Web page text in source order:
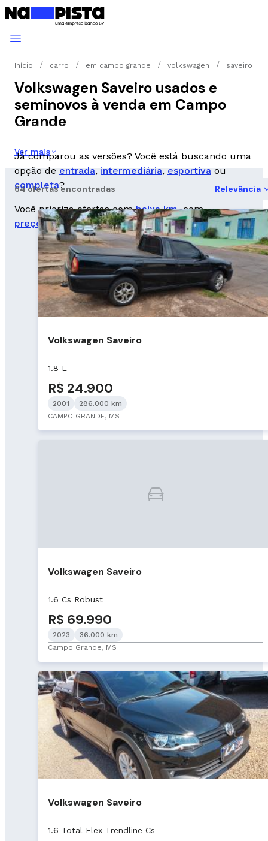
Início carro em campo grande volkswagen saveiro
Volkswagen Saveiro usados e
seminovos à venda em Campo
Grande
Já comparou as versões? Você está buscando uma
opção de entrada, intermediária, esportiva ou
completa?
Você prioriza ofertas combaixa km, com
preço abaixo da FIPEou que seja umseminovo?
Ver mais
64 ofertas encontradas Relevância
Volkswagen Saveiro
1.8 L
R$ 24.900
2001
286.000 km
CAMPO GRANDE, MS
Volkswagen Saveiro
1.6 Cs Robust
R$ 69.990
2023
36.000 km
Campo Grande, MS
Volkswagen Saveiro
1.6 Total Flex Trendline Cs